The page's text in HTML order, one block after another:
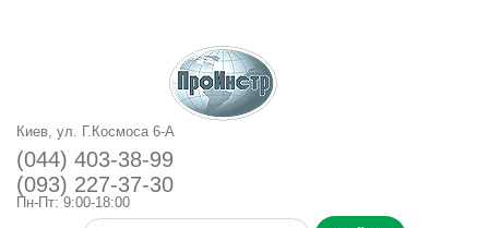
Киев, ул. Г.Космоса 6-А
(044) 403-38-99
(093) 227-37-30
Пн-Пт: 9:00-18:00